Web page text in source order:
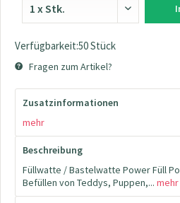
Verfügbarkeit:50 Stück
Fragen zum Artikel?
Zusatzinformationen
mehr
Beschreibung
Füllwatte / Bastelwatte Power Füll
Befüllen von Teddys, Puppen,... mehr